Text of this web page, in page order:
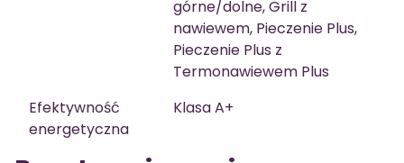
górne/dolne, Grill z
nawiewem, Pieczenie Plus,
Pieczenie Plus z
Termonawiewem Plus
Efektywność
energetyczna
Klasa A+